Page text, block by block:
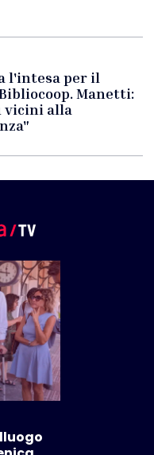
l'intesa per il
Manetti:
vicini alla